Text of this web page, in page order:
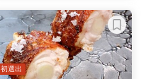
初選出